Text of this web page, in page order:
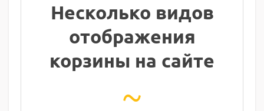
Несколько видов
отображения
корзины на сайте
~